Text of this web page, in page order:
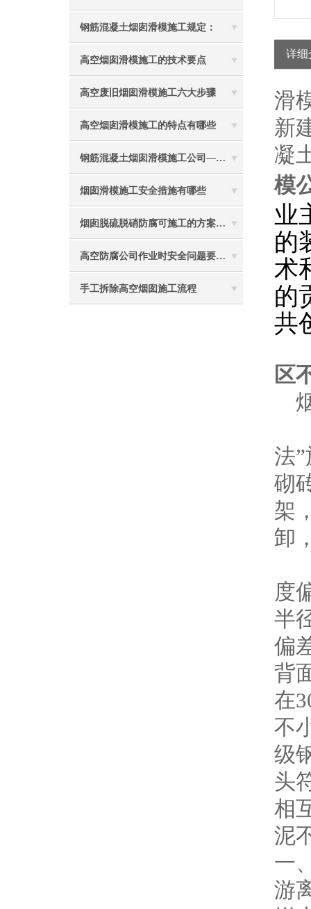
钢筋混凝土烟囱滑模施工规定：
高空烟囱滑模施工的技术要点
高空废旧烟囱滑模施工六大步骤
高空烟囱滑模施工的特点有哪些
钢筋混凝土烟囱滑模施工公司——选五林高空
烟囱滑模施工安全措施有哪些
烟囱脱硫脱硝防腐可施工的方案都有哪些？
高空防腐公司作业时安全问题要牢记心间
手工拆除高空烟囱施工流程
详细
滑
新
凝
模
业
的
术
的
共
区
法
砌
架
卸
度
半
偏
背
在
不
级
头
相
泥
一
游